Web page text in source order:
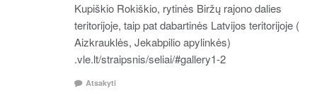
Kupiškio Rokiškio, rytinės Biržų rajono dalies
teritorijoje, taip pat dabartinės Latvijos teritorijoje (
Aizkrauklės, Jekabpilio apylinkės)
.vle.lt/straipsnis/seliai/#gallery1-2
Atsakyti